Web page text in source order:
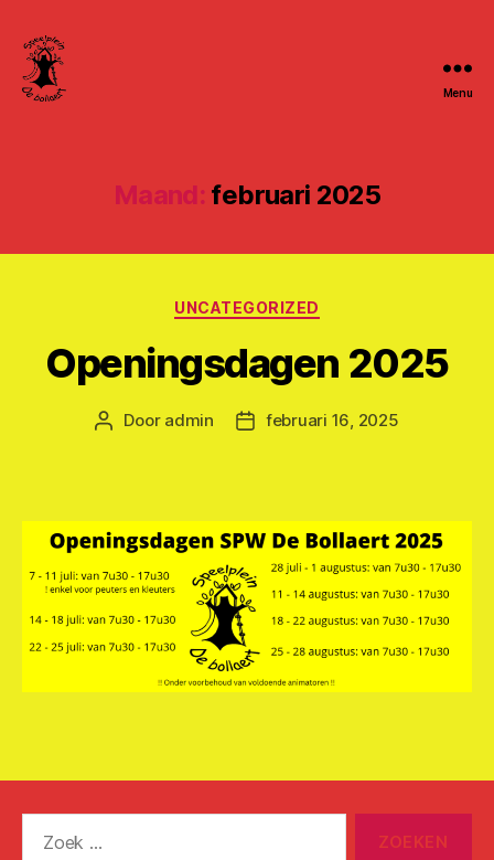
Menu
Maand: februari 2025
Categorieën
UNCATEGORIZED
Openingsdagen 2025
Berichtauteur
Door admin Berichtdatum
februari 16, 2025
naar: